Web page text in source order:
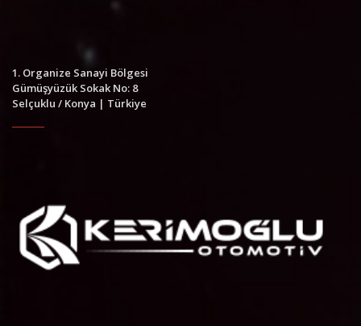
1. Organize Sanayi Bölgesi
Gümüşyüzük Sokak No: 8
Selçuklu / Konya | Türkiye